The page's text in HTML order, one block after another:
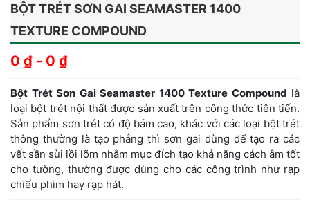
BỘT TRÉT SƠN GAI SEAMASTER 1400
TEXTURE COMPOUND
0 ₫ - 0 ₫
Bột Trét Sơn Gai Seamaster 1400 Texture Compound là
loại bột trét nội thất được sản xuất trên công thức tiên tiến.
Sản phẩm sơn trét có độ bám cao, khác với các loại bột trét
thông thường là tạo phẳng thì sơn gai dùng để tạo ra các
vết sần sùi lồi lõm nhằm mục đích tạo khả năng cách âm tốt
cho tường, thường được dùng cho các công trình như rạp
chiếu phim hay rạp hát.